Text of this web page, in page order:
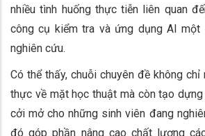
nhiều tình huống thực tiễn liên quan
công cụ kiểm tra và ứng dụng AI một
nghiên cứu.
Có thể thấy, chuỗi chuyên đề không
thực về mặt học thuật mà còn tạo
cởi mở cho những sinh viên đang
đó góp phần nâng cao chất lượng